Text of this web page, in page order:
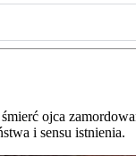
ojca
i sensu istnienia.